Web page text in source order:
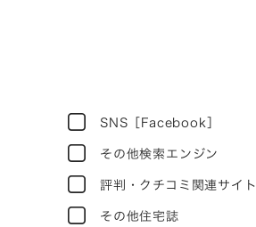
SNS［Facebook］
その他検索エンジン
評判・クチコミ関連サイト
その他住宅誌